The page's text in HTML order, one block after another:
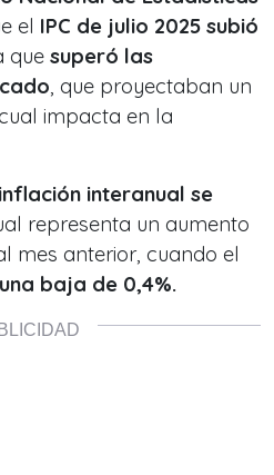
el IPC de julio 2025 subió
que superó las
, que proyectaban un
impacta en la
inflación interanual se
representa un aumento
mes anterior, cuando el
baja de 0,4%.